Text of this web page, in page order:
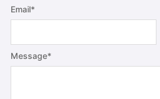
Message*
Email*